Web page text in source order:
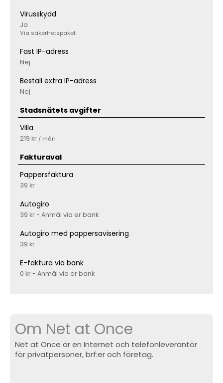
Virusskydd
Ja
Via säkerhetspaket
Fast IP-adress
Nej
Beställ extra IP-adress
Nej
Stadsnätets avgifter
Villa
219 kr/ mån
Fakturaval
Pappersfaktura
39 kr
Autogiro
39 kr - Anmäl via er bank
Autogiro med pappersavisering
39 kr
E-faktura via bank
0 kr - Anmäl via er bank
Om Net at Once
Net at Once är en Internet och telefonleverantör
för privatpersoner, brf:er och företag.